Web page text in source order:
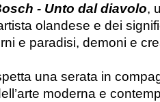
- Unto dal diavolo,
olandese e dei
e paradisi, demoni e
una serata in
moderna e